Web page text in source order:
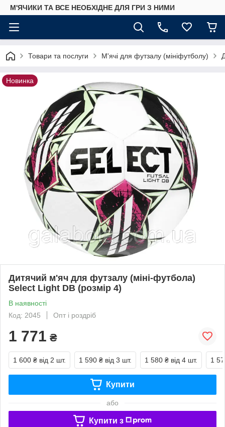
М'ЯЧИКИ ТА ВСЕ НЕОБХІДНЕ ДЛЯ ГРИ З НИМИ
Товари та послуги М'ячі для футзалу (мініфутболу)
Новинка
Дитячий м'яч для футзалу (міні-футбола)
Select Light DB (розмір 4)
В наявності
Код: 2045
Опт і роздріб
1 771 ₴
1 600 ₴ від 2 шт. 1 590 ₴ від 3 шт. 1 580 ₴ від 4 шт. 1
Купити
або
Купити з